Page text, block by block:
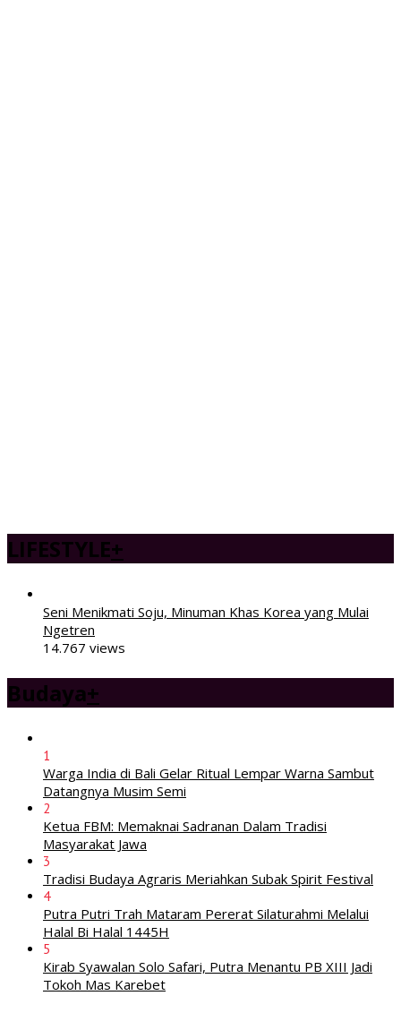
LIFESTYLE+
Seni Menikmati Soju, Minuman Khas Korea yang Mulai
Ngetren
14.767 views
Budaya+
1
Warga India di Bali Gelar Ritual Lempar Warna Sambut
Datangnya Musim Semi
2
Ketua FBM: Memaknai Sadranan Dalam Tradisi
Masyarakat Jawa
3
Tradisi Budaya Agraris Meriahkan Subak Spirit Festival
4
Putra Putri Trah Mataram Pererat Silaturahmi Melalui
Halal Bi Halal 1445H
5
Kirab Syawalan Solo Safari, Putra Menantu PB XIII Jadi
Tokoh Mas Karebet